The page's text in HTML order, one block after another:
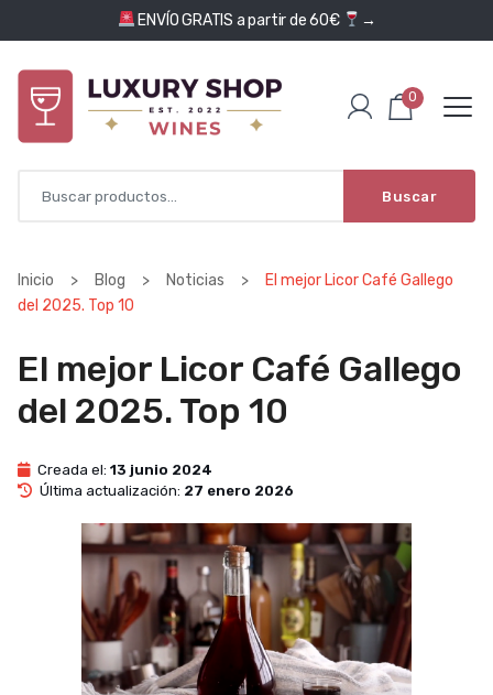
Saltar al contenidoENVÍO GRATIS a partir de 60€ →
Buscar
0
Inicio > Blog > Noticias >
El mejor Licor Café Gallego
del 2025. Top 10
El mejor Licor Café Gallego
del 2025. Top 10
Creada el: 13 junio 2024
Última actualización: 27 enero 2026